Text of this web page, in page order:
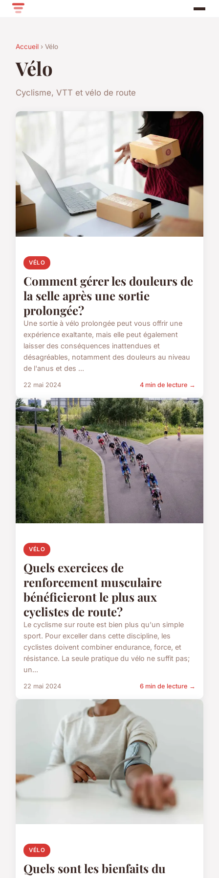
Accueil › Vélo
Vélo
Cyclisme, VTT et vélo de route
VÉLO
Comment gérer les douleurs de
la selle après une sortie
prolongée?
Une sortie à vélo prolongée peut vous offrir une
expérience exaltante, mais elle peut également
laisser des conséquences inattendues et
désagréables, notamment des douleurs au niveau
de l'anus et des ...
22 mai 2024 4 min de lecture →
VÉLO
Quels exercices de
renforcement musculaire
bénéficieront le plus aux
cyclistes de route?
Le cyclisme sur route est bien plus qu'un simple
sport. Pour exceller dans cette discipline, les
cyclistes doivent combiner endurance, force, et
résistance. La seule pratique du vélo ne suffit pas;
un...
22 mai 2024 6 min de lecture →
VÉLO
Quels sont les bienfaits du